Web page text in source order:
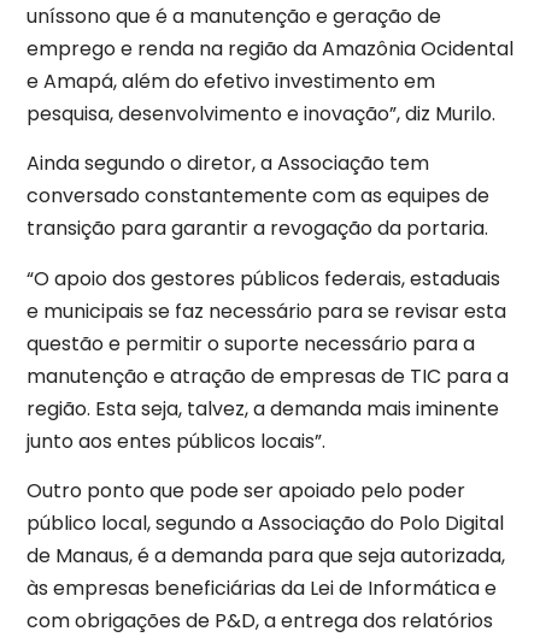
uníssono que é a manutenção e geração de
emprego e renda na região da Amazônia Ocidental
e Amapá, além do efetivo investimento em
pesquisa, desenvolvimento e inovação”, diz Murilo.
Ainda segundo o diretor, a Associação tem
conversado constantemente com as equipes de
transição para garantir a revogação da portaria.
“O apoio dos gestores públicos federais, estaduais
e municipais se faz necessário para se revisar esta
questão e permitir o suporte necessário para a
manutenção e atração de empresas de TIC para a
região. Esta seja, talvez, a demanda mais iminente
junto aos entes públicos locais”.
Outro ponto que pode ser apoiado pelo poder
público local, segundo a Associação do Polo Digital
de Manaus, é a demanda para que seja autorizada,
às empresas beneficiárias da Lei de Informática e
com obrigações de P&D, a entrega dos relatórios